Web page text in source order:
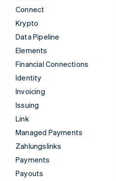
Connect
Krypto
Data Pipeline
Elements
Financial Connections
Identity
Invoicing
Issuing
Link
Managed Payments
Zahlungslinks
Payments
Payouts